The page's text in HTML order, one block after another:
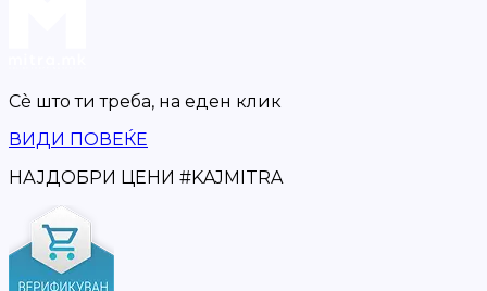
Сè што ти треба, на еден клик
ВИДИ ПОВЕЌЕ
НАЈДОБРИ ЦЕНИ #KAJMITRA